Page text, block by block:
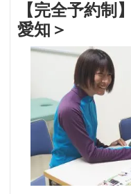
【完全予約
愛知＞